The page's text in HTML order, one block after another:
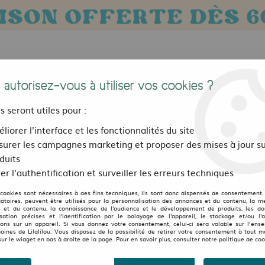
Bijoux, sacs et accessoires Pour les
Boucle d'oreilles Brass Collection>Boucles d'oreilles corail rouge
LILALILOU
Boucles d'oreilles corail
autorisez-vous à utiliser vos cookies ?
seront utiles pour :
l'interface et les fonctionnalités du site
les campagnes marketing et proposer des mises à jour
l'authentification et surveiller les erreurs techniques
sont nécessaires à des fins techniques, ils sont donc dispensés de
peuvent être utilisés pour la personnalisation des annonces et du contenu, la
et du contenu, la connaissance de l'audience et le développement de produits, les
précises et l'identification par le balayage de l'appareil, le stockage et/ou
sur un appareil. Si vous donnez votre consentement, celui-ci sera valable sur
de Lilalilou. Vous disposez de la possibilité de retirer votre consentement à tout
le widget en bas à droite de la page. Pour en savoir plus, consulter notre politique de